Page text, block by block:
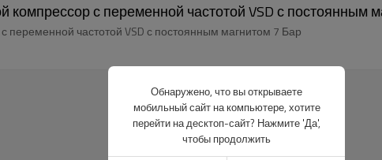
с переменной частотой VSD с постоянным
частотой VSD с постоянным магнитом 7 Бар
Обнаружено, что вы открываете
мобильный сайт на компьютере, хотите
перейти на десктоп-сайт? Нажмите 'Да',
чтобы продолжить